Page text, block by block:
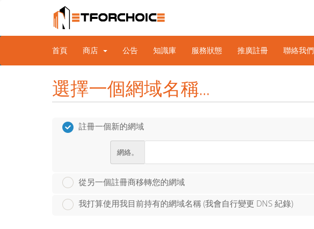
首頁 商店 公告 知識庫 服務狀態 推廣註冊 聯絡我們
選擇一個網域名稱...
註冊一個新的網域
網絡。
從另一個註冊商移轉您的網域
我打算使用我目前持有的網域名稱 (我會自行變更 DNS 紀錄)